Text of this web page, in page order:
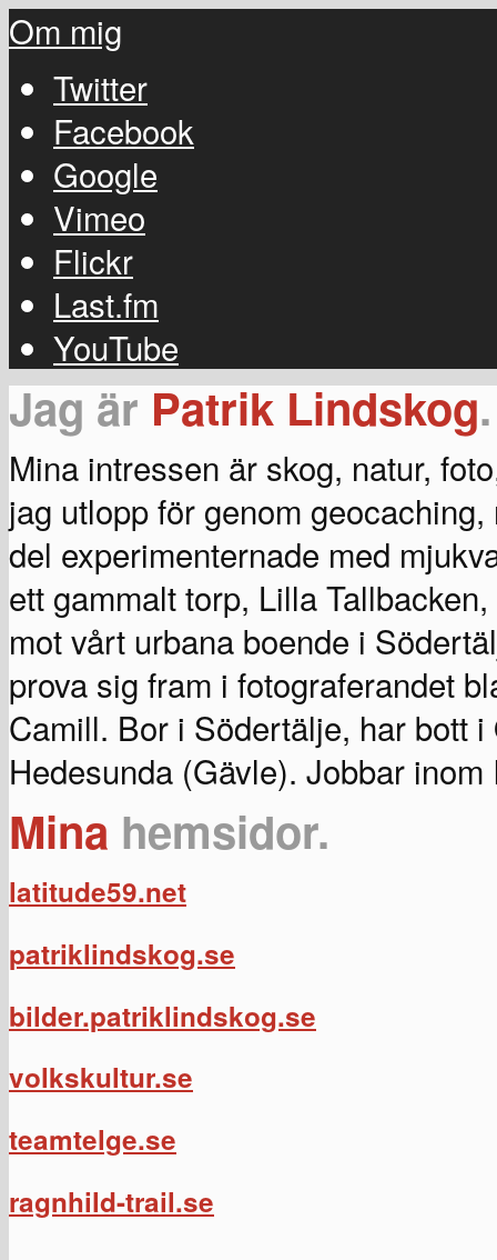
Om mig
Twitter
Facebook
Google
Vimeo
Flickr
Last.fm
YouTube
Jag ärPatrik Lindskog.
Mina intressen är skog, natur,
jag utlopp för genom
del experimenternade med
ett gammalt torp, Lilla
mot vårt urbana boende i
prova sig fram i fotograferandet
Camill. Bor i Södertälje, har bott
Hedesunda (Gävle). Jobbar
Mina hemsidor.
latitude59.net
patriklindskog.se
bilder.patriklindskog.se
volkskultur.se
teamtelge.se
ragnhild-trail.se